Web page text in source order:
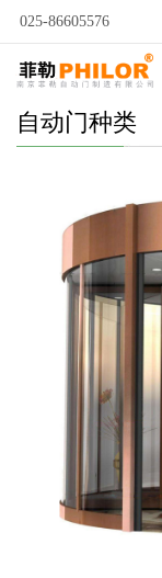
025-86605576
自动门种类